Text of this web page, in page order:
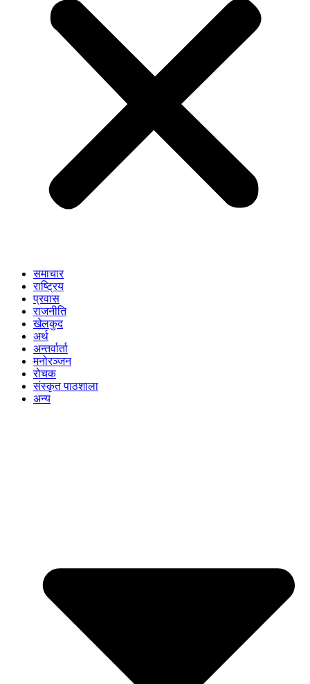
समाचार
राष्ट्रिय
प्रवास
राजनीति
खेलकुद
अर्थ
अन्तर्वार्ता
मनोरञ्जन
रोचक
संस्कृत पाठशाला
अन्य